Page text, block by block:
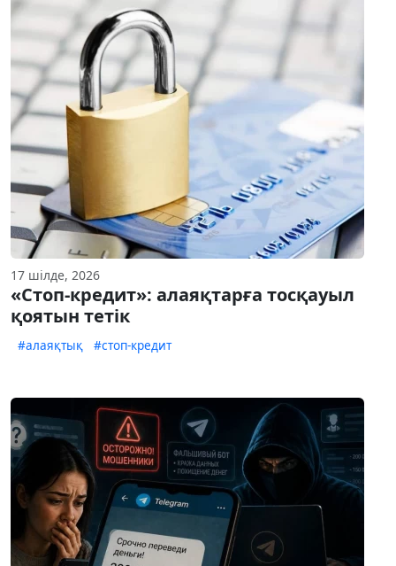
17 шілде, 2026
«Стоп-кредит»: алаяқтарға тосқауыл
қоятын тетік
#алаяқтық #стоп-кредит